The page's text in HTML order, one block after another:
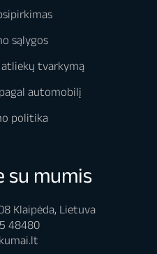
sąlygos
tvarkymą
automobilį
politika
su mumis
Klaipėda, Lietuva
48480